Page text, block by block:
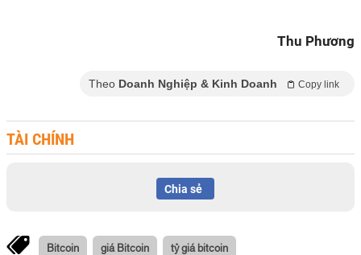
Thu Phương
Theo Doanh Nghiệp & Kinh Doanh Copy link
TÀI CHÍNH
Chia sẻ
Bitcoin giá Bitcoin tỷ giá bitcoin